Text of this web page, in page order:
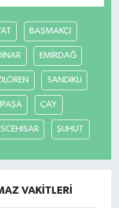
BAŞMAKÇI
EMİRDAĞ
SANDIKLI
ÇAY
İSCEHİSAR ŞUHUT
VAKITLERI